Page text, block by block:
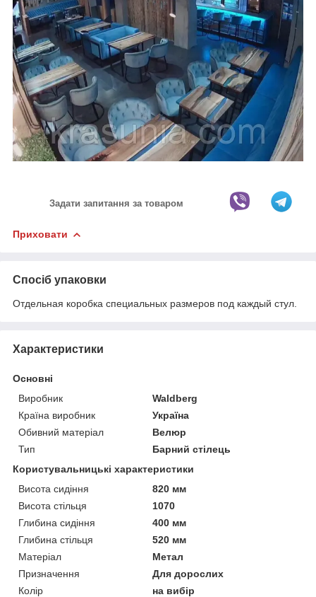
Задати запитання за товаром
Приховати
Спосіб упаковки
Отдельная коробка специальных размеров под каждый стул.
Характеристики
Основні
Виробник
Waldberg
Країна виробник
Україна
Обивний матеріал
Велюр
Тип
Барний стілець
Користувальницькі характеристики
Висота сидіння
820 мм
Висота стільця
1070
Глибина сидіння
400 мм
Глибина стільця
520 мм
Матеріал
Метал
Призначення
Для дорослих
Колір
на вибір